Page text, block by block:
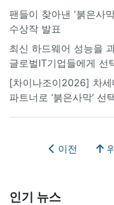
팬들이 찾아낸 '붉은사
수상작 발표
최신 하드웨어 성능을
글로벌IT기업들에게 선
[차이나조이2026] 차
파트너로 ‘붉은사막’ 선
이전
인기 뉴스